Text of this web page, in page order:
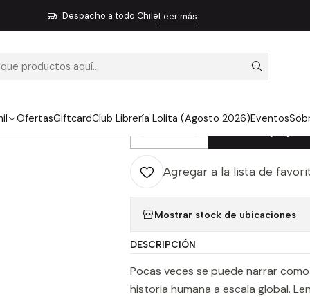
OfertasGiftcardClub Librería Lolita (Agosto 2026)Eventos
Despacho a todo ChileLeer más
Libro Ilustrado Lenin El Hombre Que Cambio El Mundo -
LENIN EL
Cantidad
Agregar a la lista de
Mostrar stock de ubicaciones
DESCRIPCIÓN
Pocas veces se puede narrar
historia humana a escala global.